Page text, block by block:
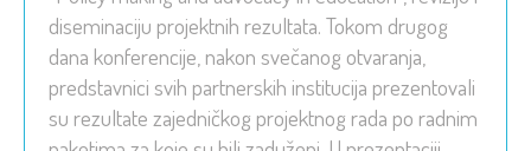
diseminaciju projektnih rezultata. Tokom drugog
dana konferencije, nakon svečanog otvaranja,
predstavnici svih partnerskih institucija prezentovali
su rezultate zajedničkog projektnog rada po radnim